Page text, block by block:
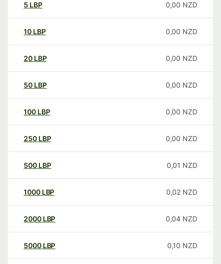
5 LBP 0,00 NZD
10 LBP 0,00 NZD
20 LBP 0,00 NZD
50 LBP 0,00 NZD
100 LBP 0,00 NZD
250 LBP 0,00 NZD
500 LBP 0,01 NZD
1000 LBP 0,02 NZD
2000 LBP 0,04 NZD
5000 LBP 0,10 NZD